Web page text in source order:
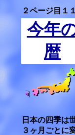
２ページ目１
今年
暦
日本の四季は
３ヶ月ごとに